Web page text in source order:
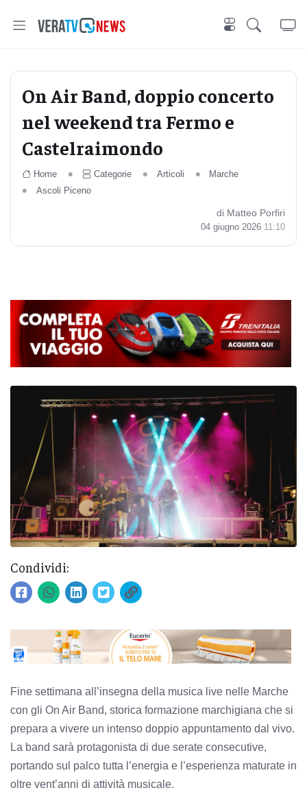
On Air Band, doppio concerto
nel weekend tra Fermo e
Castelraimondo
Home Categorie Articoli
Marche
Ascoli Piceno
di Matteo Porfiri
04 giugno 2026 11:10
Condividi:
Fine settimana all’insegna della musica live nelle Marche
con gli On Air Band, storica formazione marchigiana che si
prepara a vivere un intenso doppio appuntamento dal vivo.
La band sarà protagonista di due serate consecutive,
portando sul palco tutta l’energia e l’esperienza maturate in
oltre vent’anni di attività musicale.